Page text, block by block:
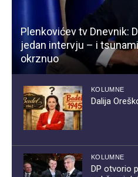
Plenkovićev tv Dnevnik:
jedan intervju – i
okrznuo
KOLUMNE
Dalija
KOLUMNE
DP otvorio